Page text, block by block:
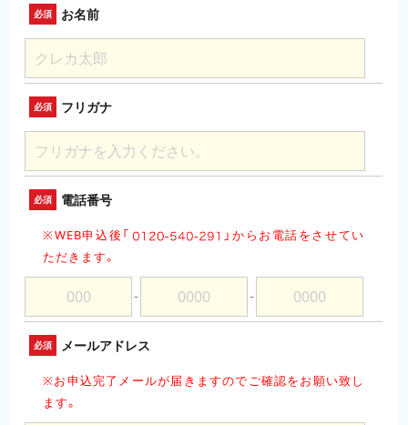
必須 お名前
必須 フリガナ
必須 電話番号
※WEB申込後「 」 からお電話をさせてい
ただきます。
－ －
必須 メールアドレス
※お申込完了メールが届きますのでご確認をお願い致し
ます。